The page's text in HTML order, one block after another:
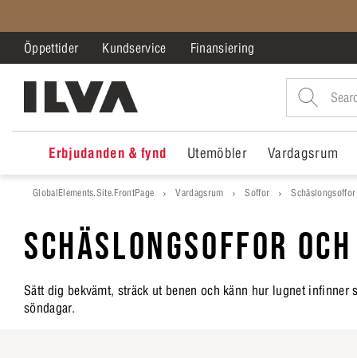
Öppettider Kundservice Finansiering
Erbjudanden & fynd Utemöbler Vardagsrum
GlobalElements.Site.FrontPage Vardagsrum Soffor Schäslongsoffor
SCHÄSLONGSOFFOR
Sätt dig bekvämt, sträck ut benen och känn hur lugnet
söndagar.